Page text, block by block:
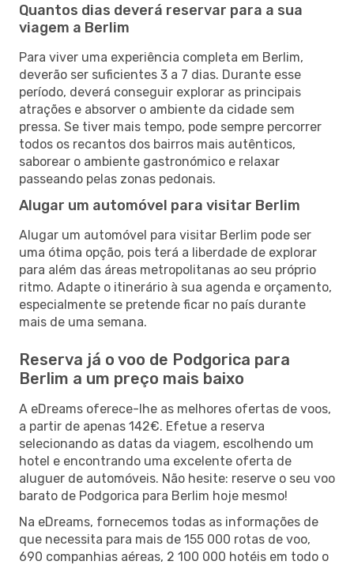
Quantos dias deverá reservar para a sua
viagem a Berlim
Para viver uma experiência completa em Berlim,
deverão ser suficientes 3 a 7 dias. Durante esse
período, deverá conseguir explorar as principais
atrações e absorver o ambiente da cidade sem
pressa. Se tiver mais tempo, pode sempre percorrer
todos os recantos dos bairros mais autênticos,
saborear o ambiente gastronómico e relaxar
passeando pelas zonas pedonais.
Alugar um automóvel para visitar Berlim
Alugar um automóvel para visitar Berlim pode ser
uma ótima opção, pois terá a liberdade de explorar
para além das áreas metropolitanas ao seu próprio
ritmo. Adapte o itinerário à sua agenda e orçamento,
especialmente se pretende ficar no país durante
mais de uma semana.
Reserva já o voo de Podgorica para
Berlim a um preço mais baixo
A eDreams oferece-lhe as melhores ofertas de voos,
a partir de apenas 142€. Efetue a reserva
selecionando as datas da viagem, escolhendo um
hotel e encontrando uma excelente oferta de
aluguer de automóveis. Não hesite: reserve o seu voo
barato de Podgorica para Berlim hoje mesmo!
Na eDreams, fornecemos todas as informações de
que necessita para mais de 155 000 rotas de voo,
690 companhias aéreas, 2 100 000 hotéis em todo o